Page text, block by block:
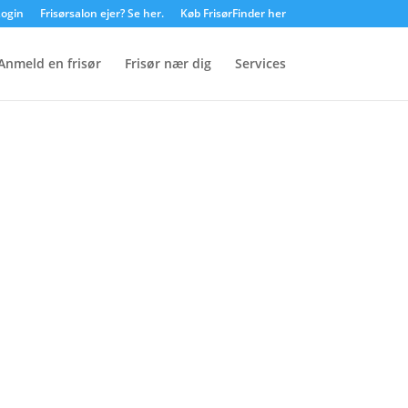
Frisørsalon ejer? Se her. Køb FrisørFinder her
en frisør Frisør nær dig Services